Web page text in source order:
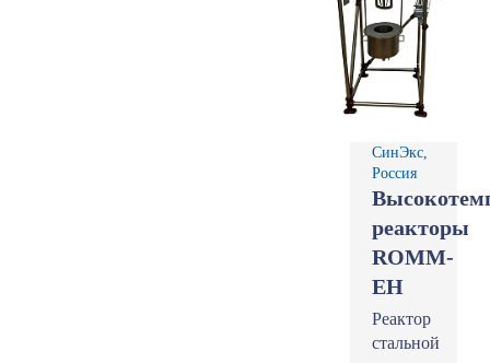
СинЭкс,
Россия
реакторы
ROMM-
EH
Реактор
стальной